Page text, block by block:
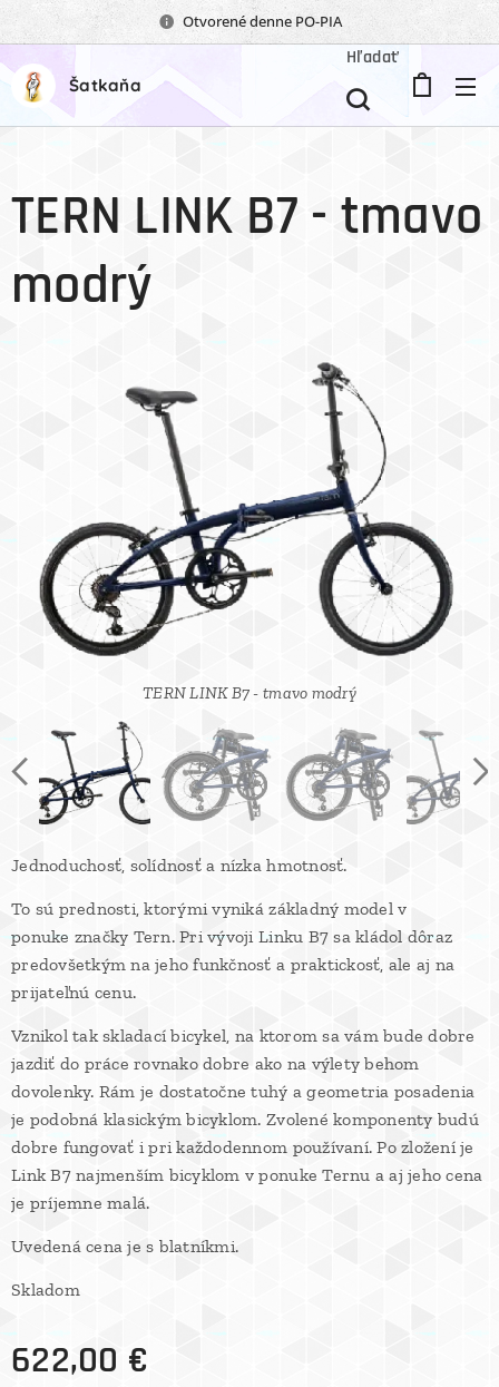
Otvorené denne PO-PIA
Šatkaňa
Hľadať
TERN LINK B7 - tmavo
modrý
TERN LINK B7 - tmavo modrý
TERN LINK B7 - tmavo modrý zložený s blatníkmi
TERN LINK B7 - tmavo modrý zložený
TERN LINK B7 - tmavo modrý s blatníkmi
Jednoduchosť, solídnosť a nízka hmotnosť.
To sú prednosti, ktorými vyniká základný model v
ponuke značky Tern. Pri vývoji Linku B7 sa kládol dôraz
predovšetkým na jeho funkčnosť a praktickosť, ale aj na
prijateľnú cenu.
Vznikol tak skladací bicykel, na ktorom sa vám bude dobre
jazdiť do práce rovnako dobre ako na výlety behom
dovolenky. Rám je dostatočne tuhý a geometria posadenia
je podobná klasickým bicyklom. Zvolené komponenty budú
dobre fungovať i pri každodennom používaní. Po zložení je
Link B7 najmenším bicyklom v ponuke Ternu a aj jeho cena
je príjemne malá.
Uvedená cena je s blatníkmi.
Skladom
622,00 €